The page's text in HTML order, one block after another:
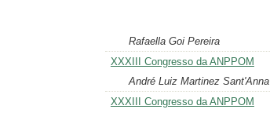
Rafaella Goi Pereira
XXXIII Congresso da ANPPOM
André Luiz Martinez Sant'Anna
XXXIII Congresso da ANPPOM